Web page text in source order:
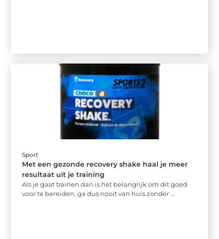
Sport
Met een gezonde recovery shake haal je meer
resultaat uit je training
Als je gaat trainen dan is het belangrijk om dit goed
voor te bereiden, ga dus nooit van huis zonder ...